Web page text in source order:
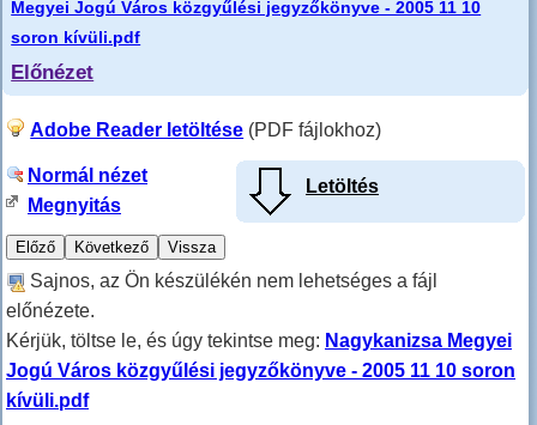
Megyei Jogú Város közgyűlési jegyzőkönyve - 2005 11 10
soron kívüli.pdf
Előnézet
Adobe Reader letöltése (PDF fájlokhoz)
Letöltés
Normál nézet
Megnyitás
Sajnos, az Ön készülékén nem lehetséges a fájl
előnézete.
Kérjük, töltse le, és úgy tekintse meg: Nagykanizsa Megyei
Jogú Város közgyűlési jegyzőkönyve - 2005 11 10 soron
kívüli.pdf